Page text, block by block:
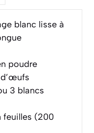
blanc lisse à
poudre
3 blancs
feuilles (200